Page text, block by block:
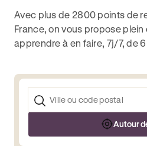
Avec plus de 2800 points de
France, on vous propose
apprendre à en faire, 7j/7, de
Autour